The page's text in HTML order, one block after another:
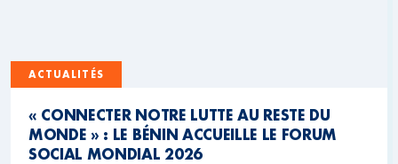
ACTUALITÉS
« CONNECTER NOTRE LUTTE AU RESTE DU
MONDE » : LE BÉNIN ACCUEILLE LE FORUM
SOCIAL MONDIAL 2026